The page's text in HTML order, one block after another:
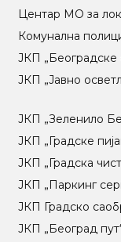
Центар МO за
Комунална
ЈКП „Београдске
ЈКП „Јавно
ЈКП „Зеленило
ЈКП „Градске
ЈКП „Градска
ЈКП „Паркинг
ЈКП Градско
ЈКП „Београд